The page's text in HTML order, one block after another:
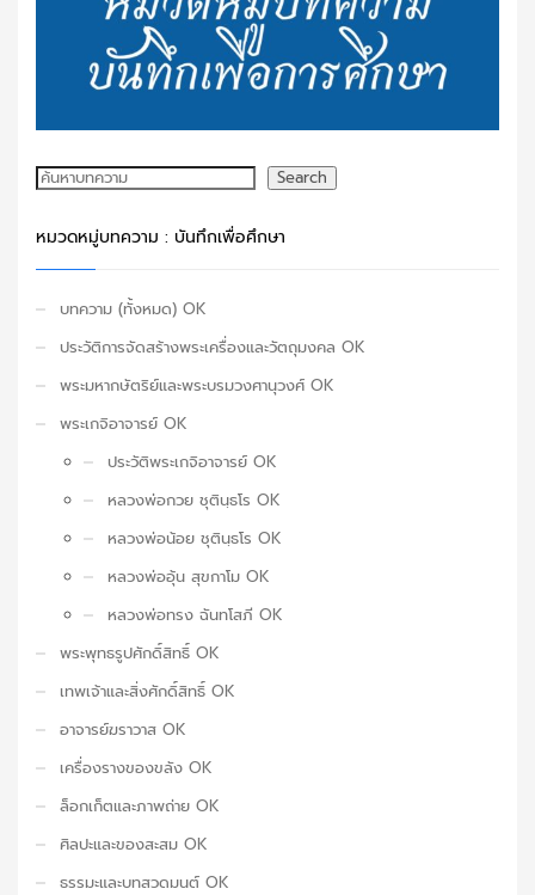
ค้นหา Search
หมวดหมู่บทความ : บันทึกเพื่อศึกษา
บทความ (ทั้งหมด) OK
ประวัติการจัดสร้างพระเครื่องและวัตถุมงคล OK
พระมหากษัตริย์และพระบรมวงศานุวงศ์ OK
พระเกจิอาจารย์ OK
ประวัติพระเกจิอาจารย์ OK
หลวงพ่อกวย ชุตินฺธโร OK
หลวงพ่อน้อย ชุตินฺธโร OK
หลวงพ่ออุ้น สุขกาโม OK
หลวงพ่อทรง ฉันทโสภี OK
พระพุทธรูปศักดิ์สิทธิ์ OK
เทพเจ้าและสิ่งศักดิ์สิทธิ์ OK
อาจารย์ฆราวาส OK
เครื่องรางของขลัง OK
ล็อกเก็ตและภาพถ่าย OK
ศิลปะและของสะสม OK
ธรรมะและบทสวดมนต์ OK